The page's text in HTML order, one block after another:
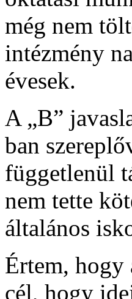
még nem
intézmény
évesek.
A „B”
ban
függetlenül
nem tette
általános
Értem, hogy
cél, hogy